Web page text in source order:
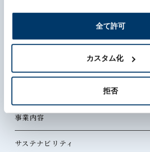
全て許可
カスタム化
拒否
事業内容
サステナビリティ